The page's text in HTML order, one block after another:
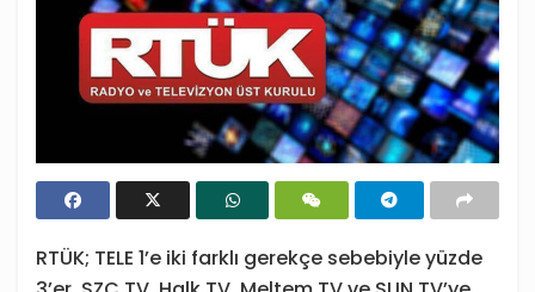
RTÜK; TELE 1’e iki farklı gerekçe sebebiyle yüzde